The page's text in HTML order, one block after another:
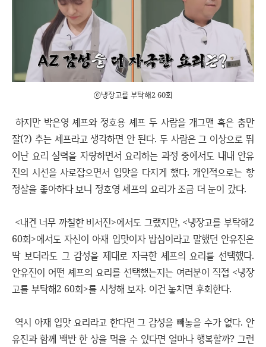
ⓒ냉장고를 부탁해2 60회
하지만 박은영 셰프와 정호용 셰프 두 사람을 개그맨 혹은 춤만
잘(?) 추는 셰프라고 생각하면 안 된다. 두 사람은 그 이상으로 뛰
어난 요리 실력을 자랑하면서 요리하는 과정 중에서도 내내 안유
진의 시선을 사로잡으면서 입맛을 다지게 했다. 개인적으로는 항
정살을 좋아하다 보니 정호영 셰프의 요리가 조금 더 눈이 갔다.
<내겐 너무 까칠한 비서진>에서도 그랬지만, <냉장고를 부탁해2
60회>에서도 자신이 아재 입맛이자 밥심이라고 말했던 안유진은
딱 보더라도 그 감성을 제대로 자극한 셰프의 요리를 선택했다.
안유진이 어떤 셰프의 요리를 선택했는지는 여러분이 직접 <냉장
고를 부탁해2 60회>를 시청해 보자. 이건 놓치면 후회한다.
역시 아재 입맛 요리라고 한다면 그 감성을 빼놓을 수가 없다. 안
유진과 함께 백반 한 상을 먹을 수 있다면 얼마나 행복할까? 그런